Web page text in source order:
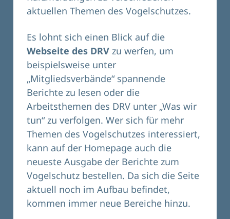
aktuellen Themen des Vogelschutzes.
Es lohnt sich einen Blick auf die
Webseite des DRV zu werfen, um
beispielsweise unter
„Mitgliedsverbände“ spannende
Berichte zu lesen oder die
Arbeitsthemen des DRV unter „Was wir
tun“ zu verfolgen. Wer sich für mehr
Themen des Vogelschutzes interessiert,
kann auf der Homepage auch die
neueste Ausgabe der Berichte zum
Vogelschutz bestellen. Da sich die Seite
aktuell noch im Aufbau befindet,
kommen immer neue Bereiche hinzu.